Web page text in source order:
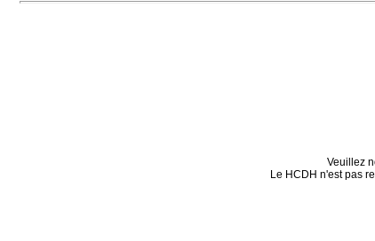
Veuillez
Le HCDH n'est pas